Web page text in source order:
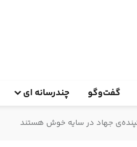
گفت‌وگو چندرسانه ای
جهاد در سایه خوش هستند